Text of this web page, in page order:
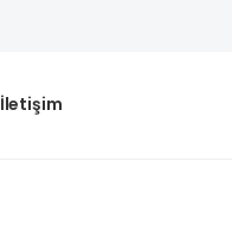
İletişim